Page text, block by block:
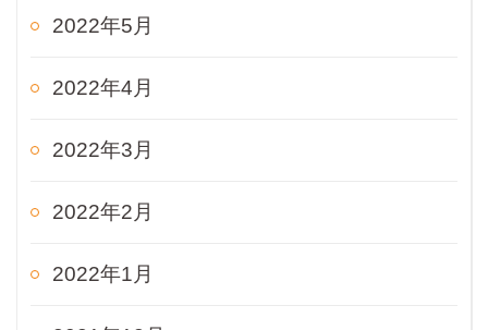
2022年5月
2022年4月
2022年3月
2022年2月
2022年1月